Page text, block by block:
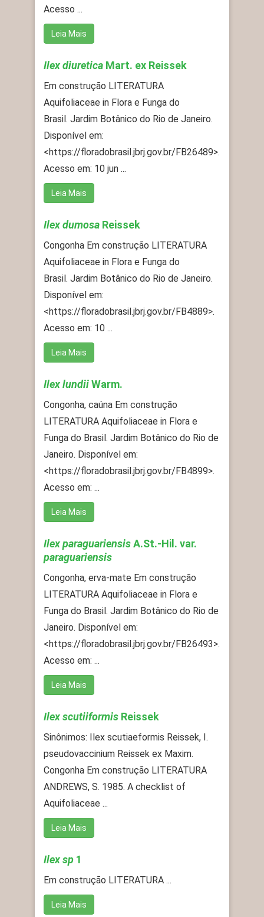
Acesso ...
Leia Mais
Ilex diuretica Mart. ex Reissek
Em construção LITERATURA
Aquifoliaceae in Flora e Funga do
Brasil. Jardim Botânico do Rio de Janeiro.
Disponível em:
<https://floradobrasil.jbrj.gov.br/FB26489>.
Acesso em: 10 jun ...
Leia Mais
Ilex dumosa Reissek
Congonha Em construção LITERATURA
Aquifoliaceae in Flora e Funga do
Brasil. Jardim Botânico do Rio de Janeiro.
Disponível em:
<https://floradobrasil.jbrj.gov.br/FB4889>.
Acesso em: 10 ...
Leia Mais
Ilex lundiiWarm.
Congonha, caúna Em construção
LITERATURA Aquifoliaceae in Flora e
Funga do Brasil. Jardim Botânico do Rio de
Janeiro. Disponível em:
<https://floradobrasil.jbrj.gov.br/FB4899>.
Acesso em: ...
Leia Mais
Ilex paraguariensisA.St.-Hil. var.
paraguariensis
Congonha, erva-mate Em construção
LITERATURA Aquifoliaceae in Flora e
Funga do Brasil. Jardim Botânico do Rio de
Janeiro. Disponível em:
<https://floradobrasil.jbrj.gov.br/FB26493>.
Acesso em: ...
Leia Mais
Ilex scutiiformis Reissek
Sinônimos: Ilex scutiaeformis Reissek, I.
pseudovaccinium Reissek ex Maxim.
Congonha Em construção LITERATURA
ANDREWS, S. 1985. A checklist of
Aquifoliaceae ...
Leia Mais
Ilex sp 1
Em construção LITERATURA ...
Leia Mais